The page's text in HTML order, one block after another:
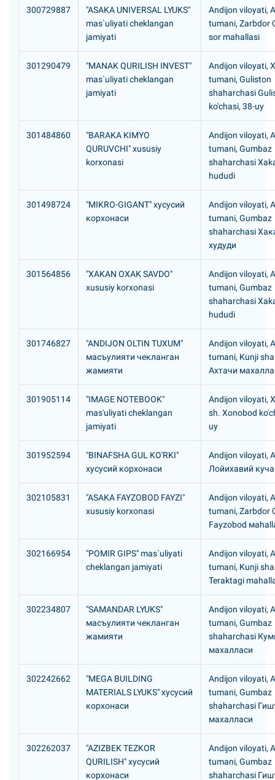
300729887
"ASAKA UNIVERSAL LYUKS"
mas`uliyati cheklangan
jamiyati
Andijon viloyati,
tumani, Zarbdor
sor mahallasi
301290479
"MANAK QURILISH INVEST"
mas`uliyati cheklangan
jamiyati
Andijon viloyati,
tumani, Guliston
shaharchasi
ko'chasi, 38-uy
301484860
"BARAKA KIMYO
QURUVCHI" xususiy
korxonasi
Andijon viloyati,
tumani, Gumbaz
shaharchasi
hududi
301498724
"MIKRO-GIGANT" хусусий
корхонаси
Andijon viloyati,
tumani, Gumbaz
shaharchasi
худуди
301564856
"XAKAN OXAK SAVDO"
xususiy korxonasi
Andijon viloyati,
tumani, Gumbaz
shaharchasi
hududi
301746827
"ANDIJON OLTIN TUXUM"
масъулияти чекланган
жамияти
Andijon viloyati,
tumani, Kunji
Ахтачи
301905114
"IMAGE NOTEBOOK"
mas'uliyati cheklangan
jamiyati
Andijon viloyati,
sh. Xonobod
uy
301952594
"BINAFSHA GUL KO'RKI"
хусусий корхонаси
Andijon viloyati,
Лойихавий
302105831
"ASAKA FAYZOBOD FAYZI"
xususiy korxonasi
Andijon viloyati,
tumani, Zarbdor
Fаyzоbоd
302166954
"POMIR GIPS" mas`uliyati
cheklangan jamiyati
Andijon viloyati,
tumani, Kunji
Teraktagi
302234807
"SAMANDAR LYUKS"
масъулияти чекланган
жамияти
Andijon viloyati,
tumani, Gumbaz
shaharchasi
махалласи
302242662
"MEGA BUILDING
MATERIALS LYUKS" хусусий
корхонаси
Andijon viloyati,
tumani, Gumbaz
shaharchasi
302262037
"AZIZBEK TEZKOR
QURILISH" хусусий
корхонаси
Andijon viloyati,
tumani, Gumbaz
shaharchasi